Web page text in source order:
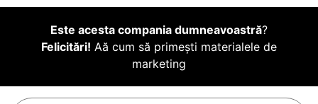
Este acesta compania dumneavoastră?
Felicitări! Aă cum să primești materialele de
marketing